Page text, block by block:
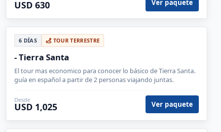
USD 630 Ver paquete
6 DÍAS TOUR TERRESTRE
- Tierra Santa
El tour mas economico para conocer lo básico de Tierra Santa.
guía en español a partir de 2 personas viajando juntas.
Desde
USD 1,025 Ver paquete